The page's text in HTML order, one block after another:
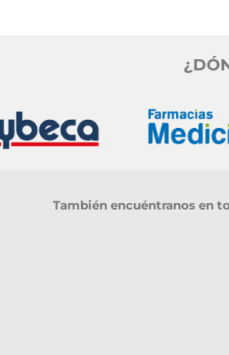
También encuéntranos en